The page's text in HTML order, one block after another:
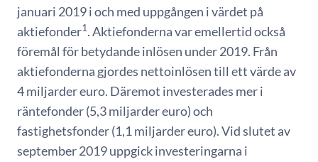
januari 2019 i och med uppgången i värdet på
aktiefonder1. Aktiefonderna var emellertid också
föremål för betydande inlösen under 2019. Från
aktiefonderna gjordes nettoinlösen till ett värde av
4 miljarder euro. Däremot investerades mer i
räntefonder (5,3 miljarder euro) och
fastighetsfonder (1,1 miljarder euro). Vid slutet av
september 2019 uppgick investeringarna i